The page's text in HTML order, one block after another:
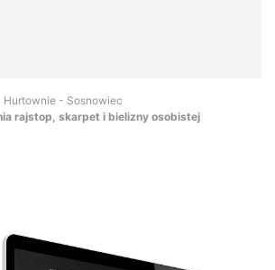
Hurtownie - Sosnowiec
rajstop, skarpet i bielizny osobistej